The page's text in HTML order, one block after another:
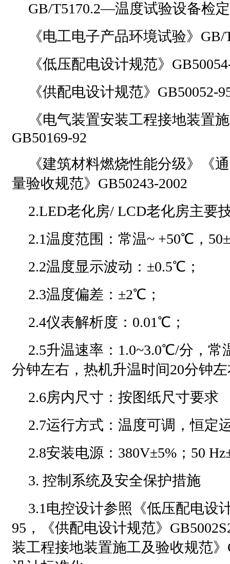
GB/T5170.2—温度试验设备检
《电工电子产品环境试验》GB/
《低压配电设计规范》
《供配电设计规范》GB50052-
《电气装置安装工程接地装置
GB50169-92
《建筑材料燃烧性能分级》《
量验收规范》GB50243-2002
2.LED老化房/ LCD老化房主要
2.1温度范围：常温~ +50℃，
2.2温度显示波动：±0.5℃；
2.3温度偏差：±2℃；
2.4仪表解析度：0.01℃；
2.5升温速率：1.0~3.0℃/分，常
分钟左右，热机升温时间20分钟
2.6房内尺寸：按图纸尺寸要求
2.7运行方式：温度可调，恒定
2.8安装电源：380V±5%；50
3. 控制系统及安全保护措施
3.1电控设计参照《低压配电设
95，《供配电设计规范》
装工程接地装置施工及验收规范》